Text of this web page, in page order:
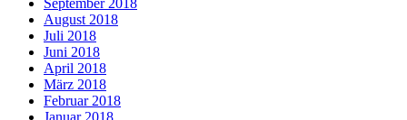
August 2018
Juli 2018
Juni 2018
April 2018
März 2018
Februar 2018
Januar 2018